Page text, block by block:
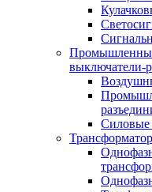
выключатели-
Силовые